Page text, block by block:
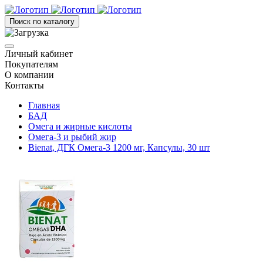
Поиск по каталогу
Личный кабинет
Покупателям
О компании
Контакты
Главная
БАД
Омега и жирные кислоты
Омега-3 и рыбий жир
Bienat, ДГК Омега-3 1200 мг, Капсулы, 30 шт